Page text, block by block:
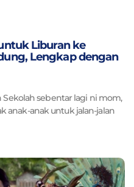
Liburan ke
Lengkap dengan
Sekolah sebentar lagi ni mom,
anak-anak untuk jalan-jalan